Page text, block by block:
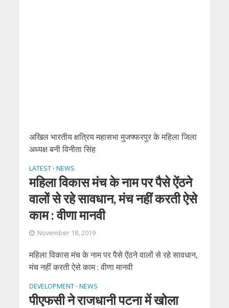
अखिल भारतीय क्षत्रिय महासभा मुजफ्फरपुर के महिला जिला
अध्यक्ष बनी विनीता सिंह
LATEST • NEWS
महिला विकास मंच के नाम पर पैसे ऐंठने
वालों से रहे सावधान, मंच नहीं करती ऐसे
काम : वीणा मानवी
November 18, 2019
महिला विकास मंच के नाम पर पैसे ऐंठने वालों से रहे सावधान,
मंच नहीं करती ऐसे काम : वीणा मानवी
DEVELOPMENT • NEWS
पीएफसी ने राजधानी पटना में खोला